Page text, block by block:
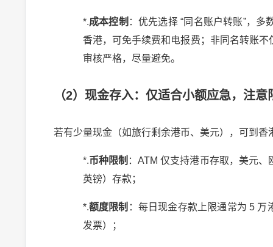
*.成本控制 ：优先选择“同名账户转账”，多
香港，可免手续费和电报费；非同名转账不
审核严格，尽量避免。
（2）现金存入：仅适合小额应急，注意
若有少量现金（如旅行剩余港币、美元），可到香
*.币种限制 ：ATM仅支持港币存取，美元、
英镑）存款；
*.额度限制 ：每日现金存款上限通常为 5 万
发票）；